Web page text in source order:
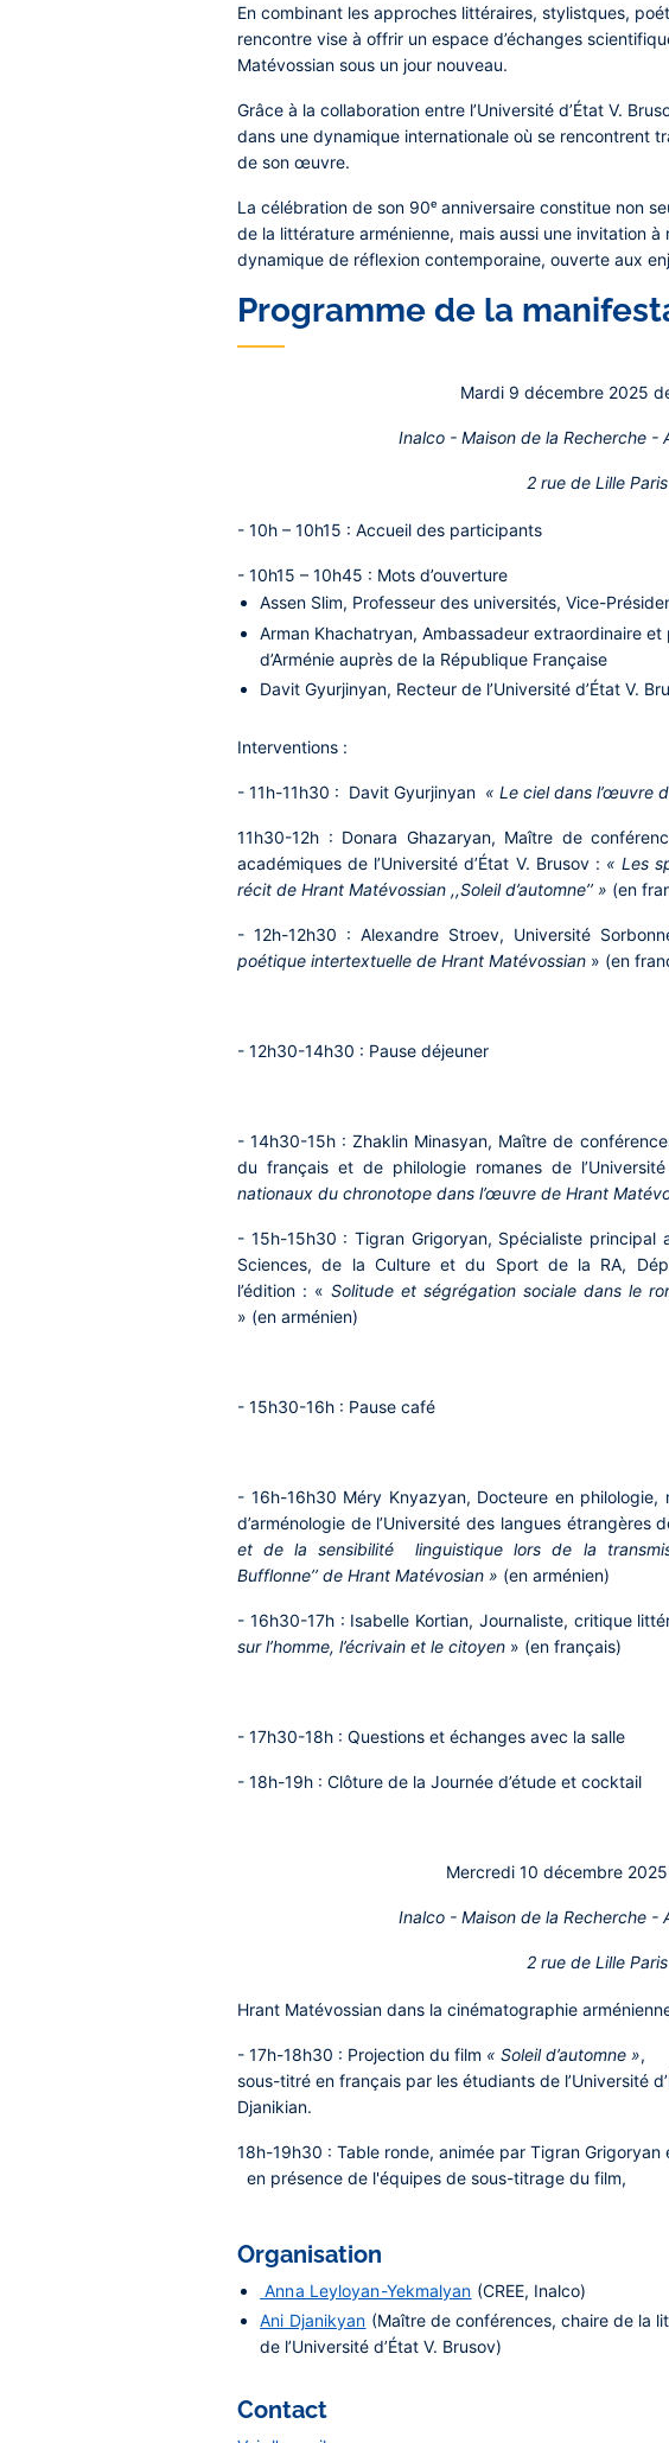
En combinant les approches littéraires, stylistques,
rencontre vise à offrir un espace d’échanges
Matévossian sous un jour nouveau.
Grâce à la collaboration entre l’Université d’État V.
dans une dynamique internationale où se rencontrent
de son œuvre.
La célébration de son 90ᵉ anniversaire constitue non
de la littérature arménienne, mais aussi une invitation
dynamique de réflexion contemporaine, ouverte aux
Programme de la
Mardi 9 décembre 2025
Inalco - Maison de la Recherche -
2 rue de Lille
- 10h – 10h15 : Accueil des participants
- 10h15 – 10h45 : Mots d’ouverture
Assen Slim, Professeur des universités, Vice-
Arman Khachatryan, Ambassadeur extraordinaire
d’Arménie auprès de la République Française
Davit Gyurjinyan, Recteur de l’Université d’État V.
Interventions :
- 11h-11h30 : Davit Gyurjinyan « Le ciel dans l’œuvre
11h30-12h : Donara Ghazaryan, Maître de
académiques de l’Université d’État V. Brusov : « Les
récit de Hrant Matévossian ,,Soleil d’automne’’ » (en
- 12h-12h30 : Alexandre Stroev, Université
poétique intertextuelle de Hrant Matévossian » (en
- 12h30-14h30 : Pause déjeuner
- 14h30-15h : Zhaklin Minasyan, Maître de
du français et de philologie romanes de
nationaux du chronotope dans l’œuvre de Hrant
- 15h-15h30 : Tigran Grigoryan, Spécialiste principal
Sciences, de la Culture et du Sport de la RA,
l’édition : « Solitude et ségrégation sociale dans le
» (en arménien)
- 15h30-16h : Pause café
- 16h-16h30 Méry Knyazyan, Docteure en philologie,
d’arménologie de l’Université des langues étrangères
et de la sensibilité linguistique lors de la
Bufflonne’’ de Hrant Matévosian » (en arménien)
- 16h30-17h : Isabelle Kortian, Journaliste, critique
sur l’homme, l’écrivain et le citoyen » (en français)
- 17h30-18h : Questions et échanges avec la salle
- 18h-19h : Clôture de la Journée d’étude et cocktail
Mercredi 10 décembre
Inalco - Maison de la Recherche -
2 rue de Lille
Hrant Matévossian dans la cinématographie
- 17h-18h30 : Projection du film « Soleil d’automne »,
sous-titré en français par les étudiants de l’Université
Djanikian.
18h-19h30 : Table ronde, animée par Tigran Grigoryan
en présence de l'équipes de sous-titrage du film,
Organisation
Anna Leyloyan-Yekmalyan (CREE, Inalco)
Ani Djanikyan (Maître de conférences, chaire de la
de l’Université d’État V. Brusov)
Contact